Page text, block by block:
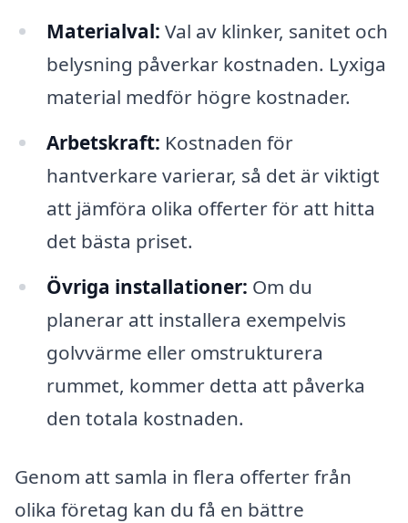
Materialval: Val av klinker, sanitet och
belysning påverkar kostnaden. Lyxiga
material medför högre kostnader.
Arbetskraft: Kostnaden för
hantverkare varierar, så det är viktigt
att jämföra olika offerter för att hitta
det bästa priset.
Övriga installationer: Om du
planerar att installera exempelvis
golvvärme eller omstrukturera
rummet, kommer detta att påverka
den totala kostnaden.
Genom att samla in flera offerter från
olika företag kan du få en bättre